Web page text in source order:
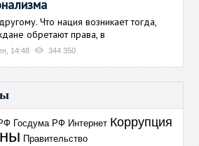
Что нация возникает тогда,
обретают права, в
14:48 344 350
Госдума РФ Интернет Коррупция
Правительство